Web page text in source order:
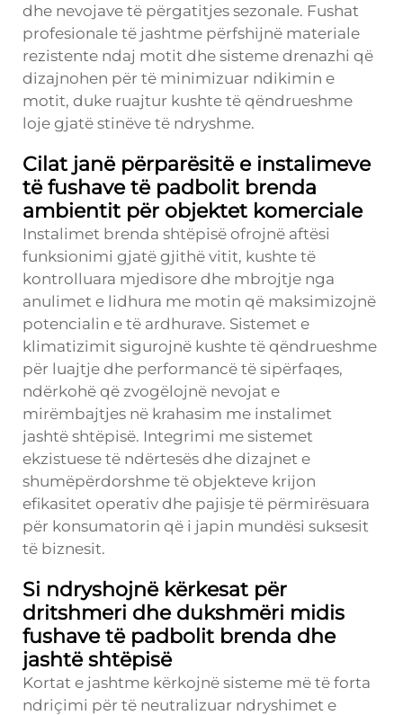
dhe nevojave të përgatitjes sezonale. Fushat
profesionale të jashtme përfshijnë materiale
rezistente ndaj motit dhe sisteme drenazhi që
dizajnohen për të minimizuar ndikimin e
motit, duke ruajtur kushte të qëndrueshme
loje gjatë stinëve të ndryshme.
Cilat janë përparësitë e instalimeve
të fushave të padbolit brenda
ambientit për objektet komerciale
Instalimet brenda shtëpisë ofrojnë aftësi
funksionimi gjatë gjithë vitit, kushte të
kontrolluara mjedisore dhe mbrojtje nga
anulimet e lidhura me motin që maksimizojnë
potencialin e të ardhurave. Sistemet e
klimatizimit sigurojnë kushte të qëndrueshme
për luajtje dhe performancë të sipërfaqes,
ndërkohë që zvogëlojnë nevojat e
mirëmbajtjes në krahasim me instalimet
jashtë shtëpisë. Integrimi me sistemet
ekzistuese të ndërtesës dhe dizajnet e
shumëpërdorshme të objekteve krijon
efikasitet operativ dhe pajisje të përmirësuara
për konsumatorin që i japin mundësi suksesit
të biznesit.
Si ndryshojnë kërkesat për
dritshmeri dhe dukshmëri midis
fushave të padbolit brenda dhe
jashtë shtëpisë
Kortat e jashtme kërkojnë sisteme më të forta
ndriçimi për të neutralizuar ndryshimet e